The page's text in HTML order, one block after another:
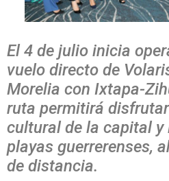
El 4 de julio inicia
vuelo directo de
Morelia con Ixtapa-
ruta permitirá
cultural de la capital
playas guerrerenses,
de distancia.